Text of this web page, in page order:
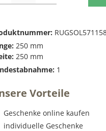
250 mm
250 mm
1
Vorteile
Geschenke online kaufen
individuelle Geschenke